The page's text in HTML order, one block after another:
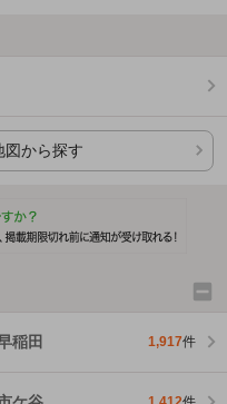
図から探す
稲田 1,917件